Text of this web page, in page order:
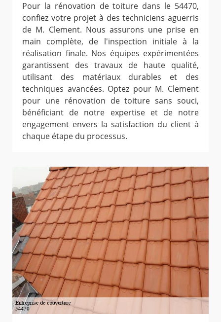
Pour la rénovation de toiture dans le 54470,
confiez votre projet à des techniciens aguerris
de M. Clement. Nous assurons une prise en
main complète, de l'inspection initiale à la
réalisation finale. Nos équipes expérimentées
garantissent des travaux de haute qualité,
utilisant des matériaux durables et des
techniques avancées. Optez pour M. Clement
pour une rénovation de toiture sans souci,
bénéficiant de notre expertise et de notre
engagement envers la satisfaction du client à
chaque étape du processus.